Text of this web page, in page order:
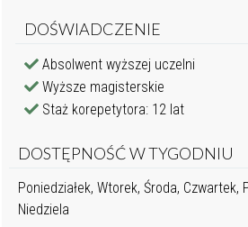
DOŚWIADCZENIE
Absolwent wyższej uczelni
Wyższe magisterskie
Staż korepetytora: 12 lat
DOSTĘPNOŚĆ W TYGODNIU
Poniedziałek, Wtorek, Środa, Czwartek,
Niedziela